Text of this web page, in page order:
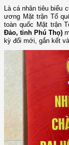
Là cá nhân tiêu biểu
ương Mặt trận Tổ
toàn quốc Mặt trận
Đảo, tỉnh Phú Thọ)
kỳ đổi mới, gắn kết